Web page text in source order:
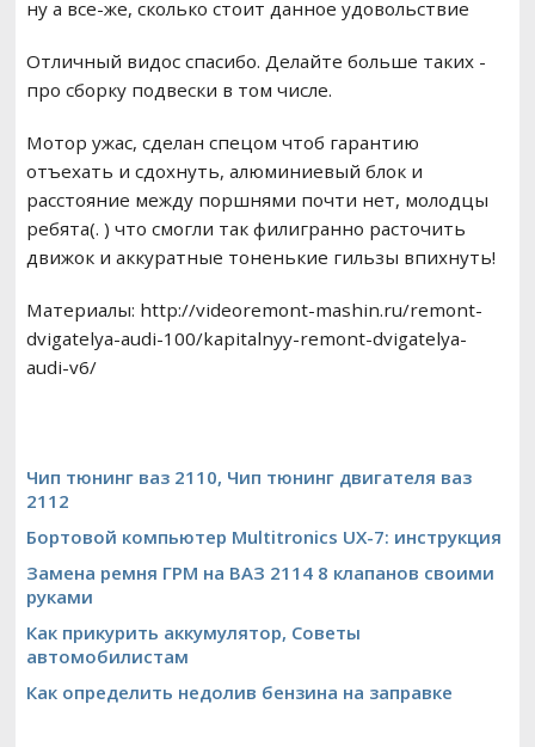
ну а все-же, сколько стоит данное удовольствие
Отличный видос спасибо. Делайте больше таких -
про сборку подвески в том числе.
Мотор ужас, сделан спецом чтоб гарантию
отъехать и сдохнуть, алюминиевый блок и
расстояние между поршнями почти нет, молодцы
ребята(. ) что смогли так филигранно расточить
движок и аккуратные тоненькие гильзы впихнуть!
Материалы: http://videoremont-mashin.ru/remont-
dvigatelya-audi-100/kapitalnyy-remont-dvigatelya-
audi-v6/
Чип тюнинг ваз 2110, Чип тюнинг двигателя ваз
2112
Бортовой компьютер Multitronics UX-7: инструкция
Замена ремня ГРМ на ВАЗ 2114 8 клапанов своими
руками
Как прикурить аккумулятор, Советы
автомобилистам
Как определить недолив бензина на заправке